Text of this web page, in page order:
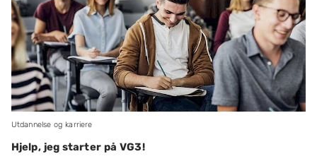
Utdannelse og karriere
Hjelp, jeg starter på VG3!